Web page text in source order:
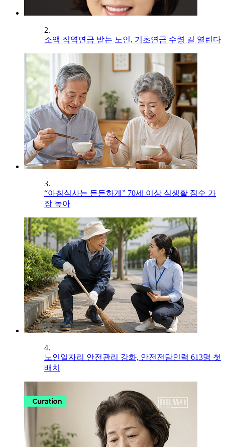
2.
소액 직역연금 받는 노인, 기초연금 수령 길 열린다
3.
“아침식사는 든든하게” 70세 이상 식생활 점수 가
장 높아
4.
노인일자리 안전관리 강화, 안전전담인력 613명 첫
배치